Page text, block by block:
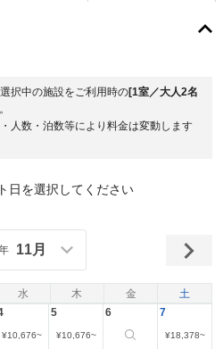
択中の施設をご利用時の[1室／大人2名
人数・泊数等により料金は変動します
日を選択してください
水 木 金 土
11月
¥10,676~
5
¥10,676~
6 7
¥18,378~